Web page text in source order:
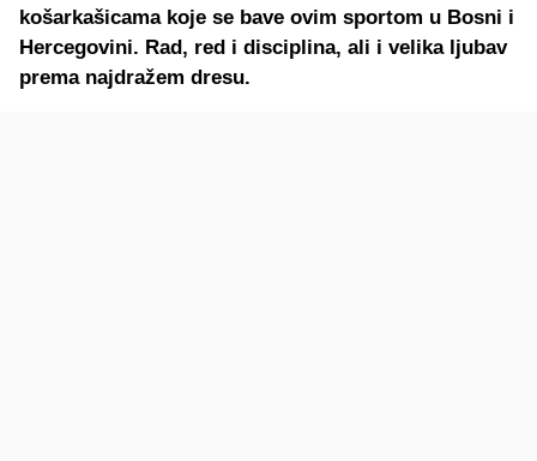
košarkašicama koje se bave ovim sportom u Bosni i
Hercegovini. Rad, red i disciplina, ali i velika ljubav
prema najdražem dresu.